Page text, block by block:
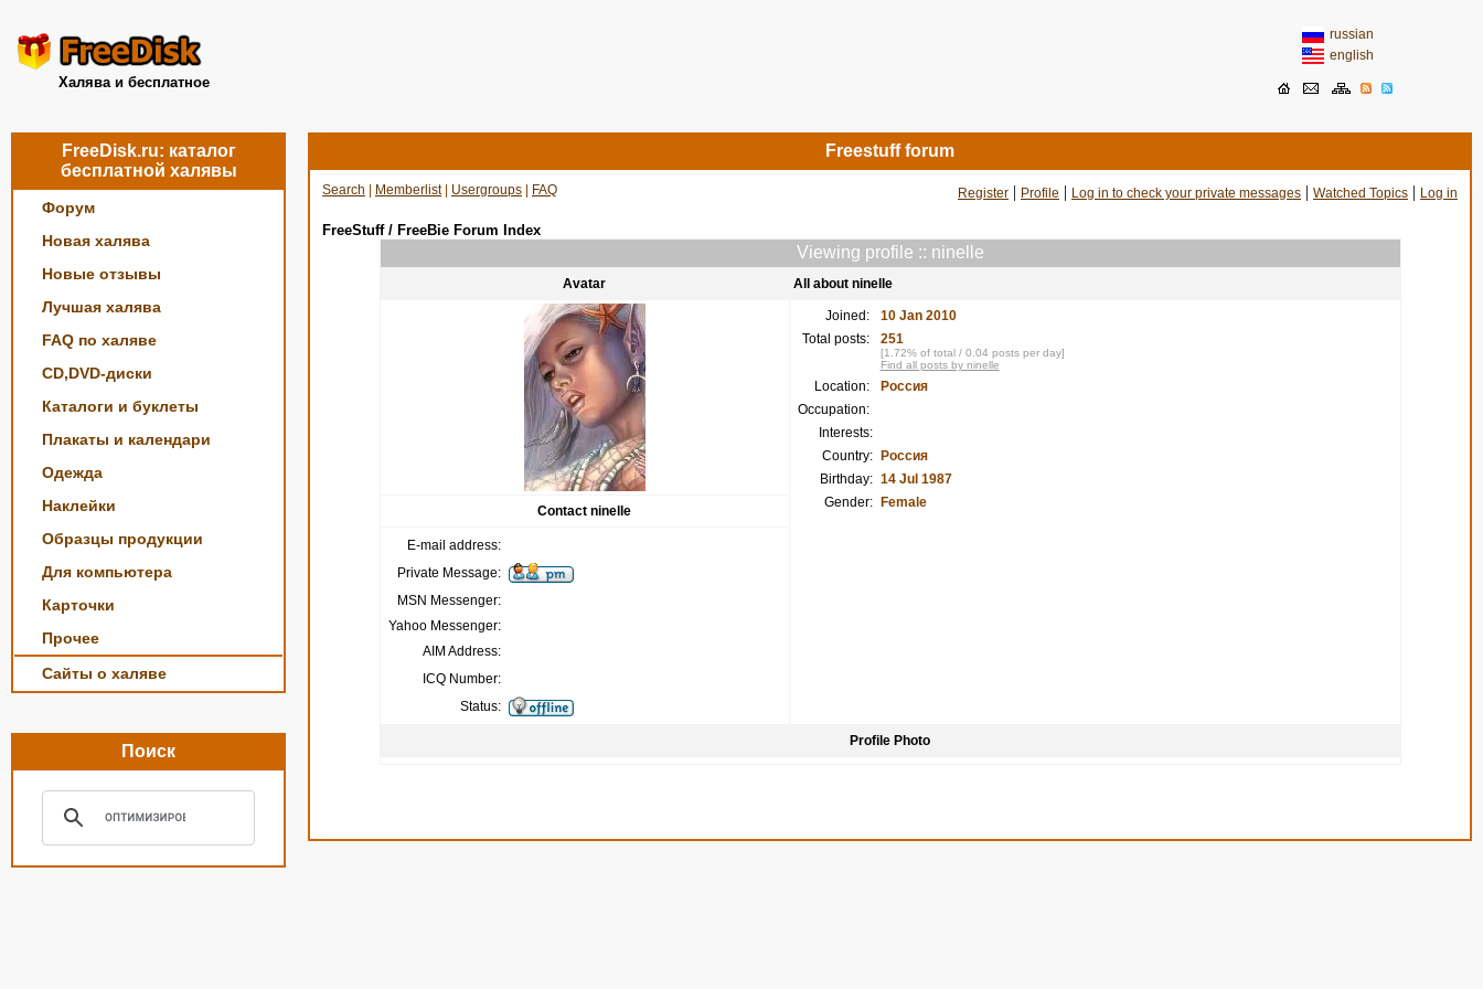
Халява и бесплатное
russian
english
FreeDisk.ru: каталог
бесплатной халявы
Форум
Новая халява
Новые отзывы
Лучшая халява
FAQ по халяве
CD,DVD-диски
Каталоги и буклеты
Плакаты и календари
Одежда
Наклейки
Образцы продукции
Для компьютера
Карточки
Прочее
Сайты о халяве
Поиск
Freestuff forum
Search Memberlist| Usergroups FAQ Register | Profile | Log in to check your private messages | Watched Topics | Log in
FreeStuff / FreeBie Forum Index
Viewing profile :: ninelle
Avatar All about ninelle
Joined:
10 Jan 2010
Total posts:
251
[1.72% of total / 0.04 posts per day]
Find all posts by ninelle
Location:
Россия
Occupation:
Interests:
Country:
Россия
Birthday: 14 Jul 1987
Gender:
Female
Contact ninelle
E-mail address:
Private Message:
MSN Messenger:
Yahoo Messenger:
AIM Address:
ICQ Number:
Status:
Profile Photo